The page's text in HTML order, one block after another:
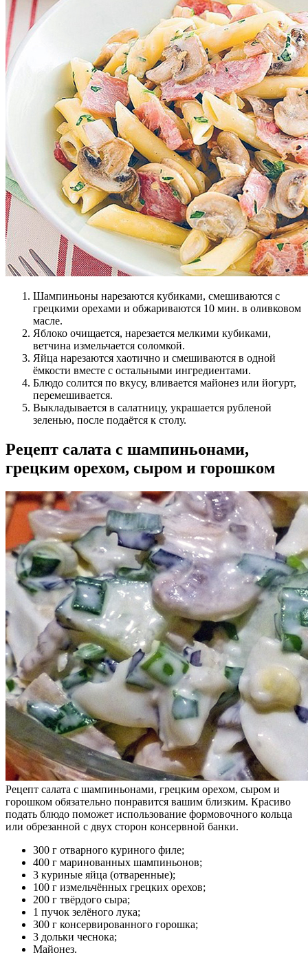
Шампиньоны нарезаются кубиками, смешиваются с
грецкими орехами и обжариваются 10 мин. в оливковом
масле.
Яблоко очищается, нарезается мелкими кубиками,
ветчина измельчается соломкой.
Яйца нарезаются хаотично и смешиваются в одной
ёмкости вместе с остальными ингредиентами.
Блюдо солится по вкусу, вливается майонез или йогурт,
перемешивается.
Выкладывается в салатницу, украшается рубленой
зеленью, после подаётся к столу.
Рецепт салата с шампиньонами,
грецким орехом, сыром и горошком
Рецепт салата с шампиньонами, грецким орехом, сыром и
горошком обязательно понравится вашим близким. Красиво
подать блюдо поможет использование формовочного кольца
или обрезанной с двух сторон консервной банки.
300 г отварного куриного филе;
400 г маринованных шампиньонов;
3 куриные яйца (отваренные);
100 г измельчённых грецких орехов;
200 г твёрдого сыра;
1 пучок зелёного лука;
300 г консервированного горошка;
3 дольки чеснока;
Майонез.